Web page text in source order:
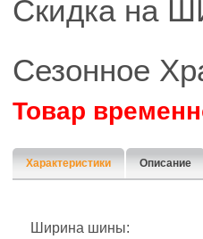
Скидка на
Сезонное
Товар
Характеристики Описание
Ширина шины: